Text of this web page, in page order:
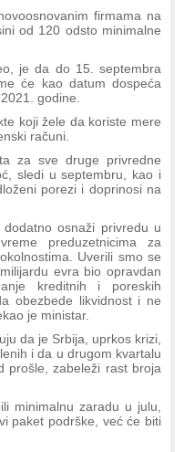
firmama na
od 120 odsto minimalne
je da do 15. septembra
će kao datum dospeća
godine.
koji žele da koriste mere
računi.
za sve druge privredne
sledi u septembru, kao i
porezi i doprinosi na
osnaži privredu u
preduzetnicima za
Uverili smo se
evra bio opravdan
kreditnih i poreskih
obezbede likvidnost i ne
je ministar.
da je Srbija, uprkos krizi,
i da u drugom kvartalu
prošle, zabeleži rast broja
minimalnu zaradu u julu,
paket podrške, već će biti